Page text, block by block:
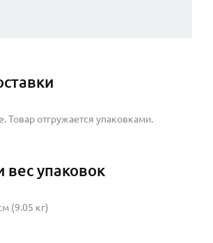
Товар отгружается упаковками.
вес упаковок
(9.05 кг)